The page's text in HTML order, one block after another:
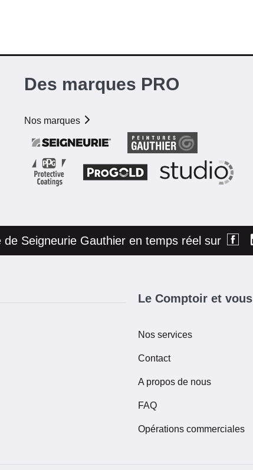
Des marques PRO
Nos marques
de Seigneurie Gauthier en temps réel sur
Le Comptoir et vous
Nos services
Contact
A propos de nous
FAQ
Opérations commerciales